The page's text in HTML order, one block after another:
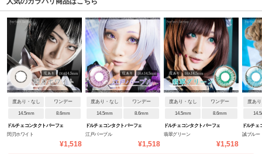
度あり・なし ワンデー
14.5mm 8.6mm
ドルチェ コンタクト パーフェ
閃刃ホワイト
¥1,518
度あり・なし ワンデー
14.5mm 8.6mm
ドルチェ コンタクト パーフェ
江戸パープル
¥1,518
度あり・なし ワンデー
14.5mm 8.6mm
ドルチェ コンタクト パーフェ
翡翠グリーン
¥1,518
度あ
ドルチェ
誠ブルー